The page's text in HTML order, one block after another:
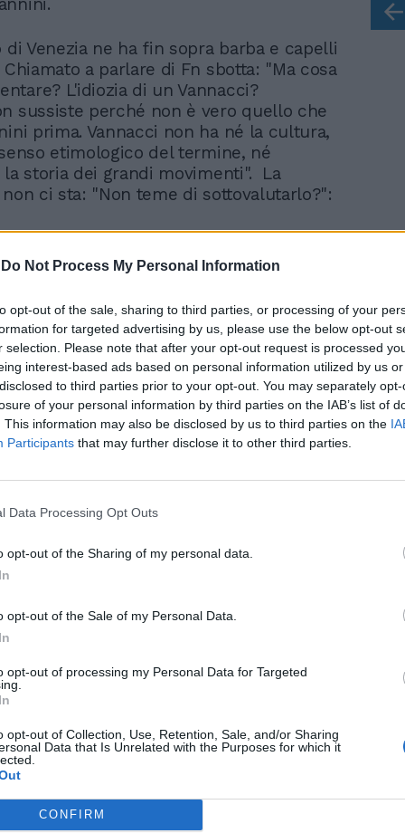
Do Not Process My Personal Information
opt-out of the sale, sharing to third parties, or processing of your
for targeted advertising by us, please use the below opt-out
selection. Please note that after your opt-out request is processed
interest-based ads based on personal information utilized by us
to third parties prior to your opt-out. You may separately
of your personal information by third parties on the IAB’s list of
This information may also be disclosed by us to third parties on the
Participants that may further disclose it to other third parties.
Data Processing Opt Outs
opt-out of the Sharing of my personal data.
opt-out of the Sale of my Personal Data.
opt-out of processing my Personal Data for Targeted
opt-out of Collection, Use, Retention, Sale, and/or Sharing
Data that Is Unrelated with the Purposes for which it
CONFIRM
di Venezia ne ha fin sopra barba e capelli
Chiamato a parlare di Fn sbotta: "Ma cosa
L'idiozia di un Vannacci?
sussiste perché non è vero quello che
prima. Vannacci non ha né la cultura,
etimologico del termine, né
storia dei grandi movimenti". La
ci sta: "Non teme di sottovalutarlo?":
Renzi dietro l'addio di
Vannacci alla Lega. E
continua a fare da coach
da sé, anche quando spara ca**ate
di tutto il contesto anche della destra
Non ha la storia", attacca Cacciari che
della destra spagnola".
del 2027: "Vannacci si è ritagliato uno
la Meloni e Salvini,
lo vuole mantenere, la sinistra ha la
vincere. Ma se, come sono certo, il
torna all'ovile, è tutto uguale a prima".